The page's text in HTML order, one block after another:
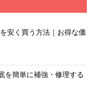
安く買う方法｜お得な価
を簡単に補強・修理する